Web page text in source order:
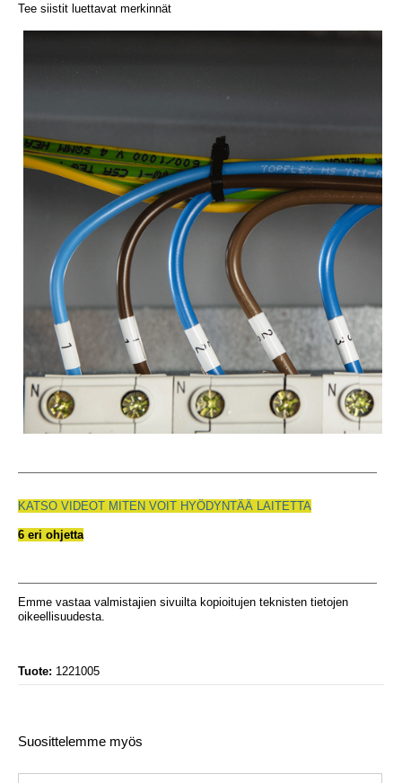
Tee siistit luettavat merkinnät
KATSO VIDEOT MITEN VOIT HYÖDYNTÄÄ LAITETTA
6 eri ohjetta
Emme vastaa valmistajien sivuilta kopioitujen teknisten tietojen
oikeellisuudesta.
Tuote: 1221005
Suosittelemme myös